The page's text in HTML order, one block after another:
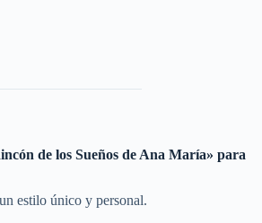
de los Sueños de Ana María» para
estilo único y personal.